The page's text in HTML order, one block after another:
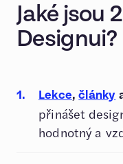
Jaké jsou
Designui?
Lekce,články
přinášet
hodnotný a